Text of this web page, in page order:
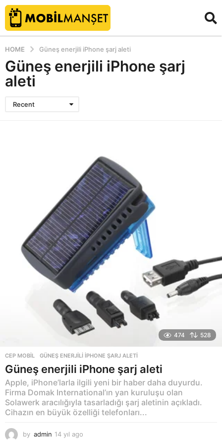
HOME Güneş enerjili iPhone şarj aleti
Güneş enerjili iPhone şarj
aleti
Recent
474 528
CEP MOBIL GÜNEŞ ENERJILI IPHONE ŞARJ ALETI
Güneş enerjili iPhone şarj aleti
Apple, iPhone’larla ilgili yeni bir haber daha duyurdu.
Firma Domak International’ın yan kuruluşu olan
Solawerk aracılığıyla tasarladığı şarj aletinin açıkladı.
Cihazın en büyük özelliği telefonları...
by admin 14 yıl ago